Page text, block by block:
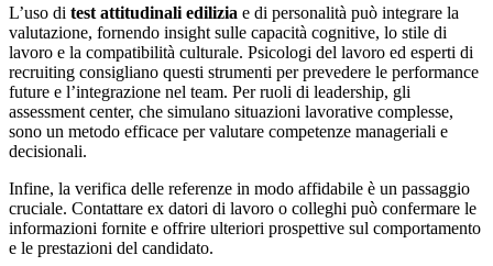
L’uso di test attitudinali edilizia e di personalità può integrare la
valutazione, fornendo insight sulle capacità cognitive, lo stile di
lavoro e la compatibilità culturale. Psicologi del lavoro ed esperti di
recruiting consigliano questi strumenti per prevedere le performance
future e l’integrazione nel team. Per ruoli di leadership, gli
assessment center, che simulano situazioni lavorative complesse,
sono un metodo efficace per valutare competenze manageriali e
decisionali.
Infine, la verifica delle referenze in modo affidabile è un passaggio
cruciale. Contattare ex datori di lavoro o colleghi può confermare le
informazioni fornite e offrire ulteriori prospettive sul comportamento
e le prestazioni del candidato.